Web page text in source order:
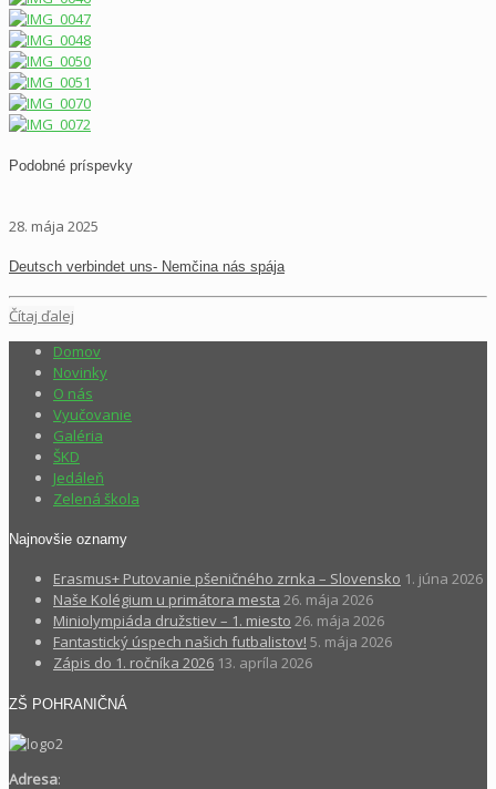
Podobné príspevky
28. mája 2025
Deutsch verbindet uns- Nemčina nás spája
Čítaj ďalej
Domov
Novinky
O nás
Vyučovanie
Galéria
ŠKD
Jedáleň
Zelená škola
Najnovšie oznamy
Erasmus+ Putovanie pšeničného zrnka – Slovensko 1. júna 2026
Naše Kolégium u primátora mesta 26. mája 2026
Miniolympiáda družstiev – 1. miesto 26. mája 2026
Fantastický úspech našich futbalistov! 5. mája 2026
Zápis do 1. ročníka 2026 13. apríla 2026
ZŠ POHRANIČNÁ
Adresa: